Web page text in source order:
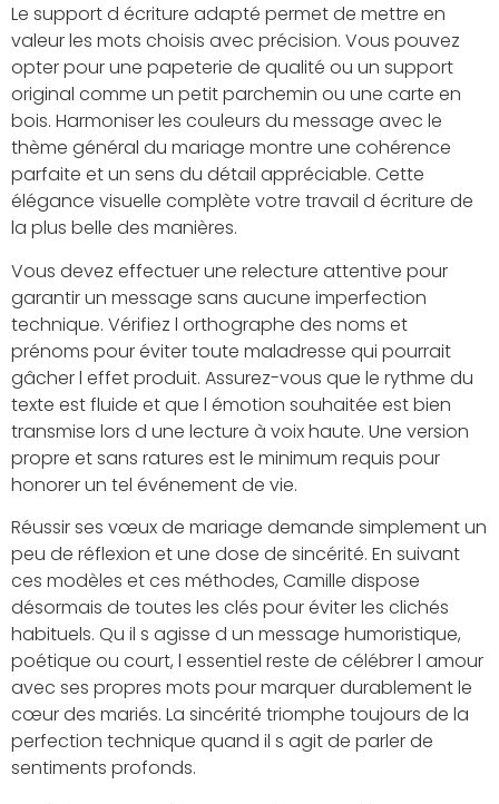
Le support d écriture adapté permet de mettre en
valeur les mots choisis avec précision. Vous pouvez
opter pour une papeterie de qualité ou un support
original comme un petit parchemin ou une carte en
bois. Harmoniser les couleurs du message avec le
thème général du mariage montre une cohérence
parfaite et un sens du détail appréciable. Cette
élégance visuelle complète votre travail d écriture de
la plus belle des manières.
Vous devez effectuer une relecture attentive pour
garantir un message sans aucune imperfection
technique. Vérifiez l orthographe des noms et
prénoms pour éviter toute maladresse qui pourrait
gâcher l effet produit. Assurez-vous que le rythme du
texte est fluide et que l émotion souhaitée est bien
transmise lors d une lecture à voix haute. Une version
propre et sans ratures est le minimum requis pour
honorer un tel événement de vie.
Réussir ses vœux de mariage demande simplement un
peu de réflexion et une dose de sincérité. En suivant
ces modèles et ces méthodes, Camille dispose
désormais de toutes les clés pour éviter les clichés
habituels. Qu il s agisse d un message humoristique,
poétique ou court, l essentiel reste de célébrer l amour
avec ses propres mots pour marquer durablement le
cœur des mariés. La sincérité triomphe toujours de la
perfection technique quand il s agit de parler de
sentiments profonds.